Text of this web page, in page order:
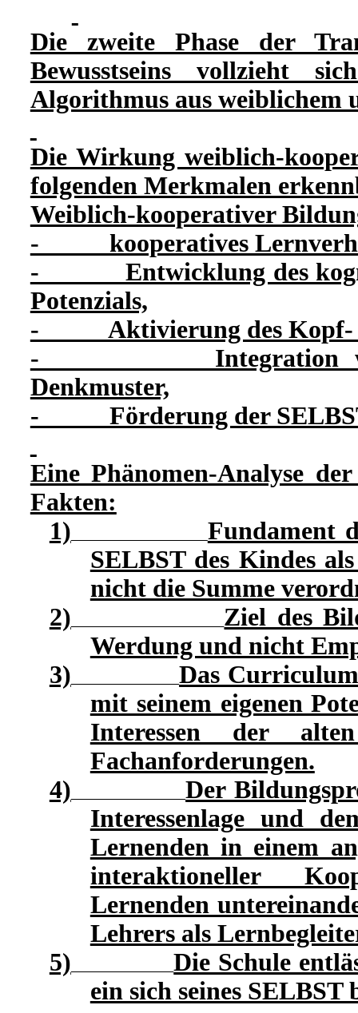
Die zweite Phase der
Bewusstseins vollzieht
Algorithmus aus weiblichem
Die Wirkung weiblich-
folgenden Merkmalen
Weiblich-kooperativer
- kooperatives
- Entwicklung des
Potenzials,
- Aktivierung des Kopf-
- Integration
Denkmuster,
- Förderung der
Eine Phänomen-Analyse
Fakten:
1)
Fundament
SELBST des Kindes
nicht die Summe
2)
Ziel des
Werdung und nicht
3)
Das
mit seinem eigenen
Interessen der
Fachanforderungen.
4)
Der
Interessenlage und
Lernenden in einem
interaktioneller
Lernenden
Lehrers als
5)
Die Schule
ein sich seines